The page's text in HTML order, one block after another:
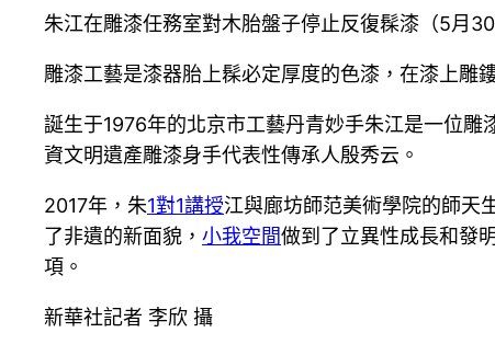
朱江在雕漆任務室對木胎盤子停止反復髹漆（5月30
雕漆工藝是漆器胎上髹必定厚度的色漆，在漆上雕
誕生于1976年的北京市工藝丹青妙手朱江是一位雕
資文明遺產雕漆身手代表性傳承人殷秀云。
2017年，朱1對1講授江與廊坊師范美術學院的師天
了非遺的新面貌， 小我空間做到了立異性成長和發
項。
新華社記者 李欣 攝